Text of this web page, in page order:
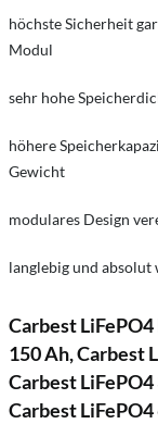
höchste Sicherheit
Modul
sehr hohe
höhere
Gewicht
modulares Design
langlebig und
Carbest
150 Ah,Carbest
CarbestLiFePO4
CarbestLiFePO4